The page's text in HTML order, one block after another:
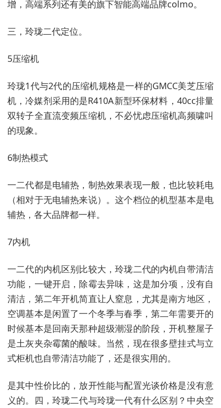
增，高端系列还有美的旗下智能高端品牌colmo。
三，玲珑二代定位。
5压缩机
玲珑1代与2代的压缩机规格是一样的GMCC美芝压缩
机，冷媒剂采用的是R410A新型环保材料，40cc排量
双转子全直流变频压缩机，不必忧虑压缩机高频啸叫
的现象。
6制热模式
一二代都是电辅热，制热效果表现一般，也比较耗电
（相对于无电辅热来说）。这个档位的机型基本是电
辅热，各大品牌都一样。
7内机
一二代的内机区别比较大，玲珑二代的内机自带清洁
功能，一键开启，除霉去异味，这是加分项，没有自
清洁，第二年开机简直让人窒息，尤其是南方地区，
空调基本是闲置了一个冬季与春季，第二年需要开的
时候基本是回南天那种超级潮湿的阶段，开机整屋子
是土灰夹杂霉菌的酸味。当然，现在很多壁挂式与立
式柜机也自带清洁功能了，还是很实用的。
是其中性价比的，放开性能与配置光谈价格是没有意
义的。四，玲珑二代与玲珑一代有什么区别？中央空